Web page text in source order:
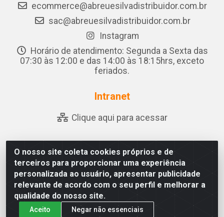
O nosso site coleta cookies próprios e de
terceiros para proporcionar uma experiência
personalizada ao usuário, apresentar publicidade
relevante de acordo com o seu perfil e melhorar a
qualidade do nosso site.
Aceito Negar não essenciais
ecommerce@abreuesilvadistribuidor.com.br
sac@abreuesilvadistribuidor.com.br
Instagram
Horário de atendimento: Segunda a Sexta das
07:30 às 12:00 e das 14:00 às 18:15hrs, exceto
feriados.
Intranet
Clique aqui para acessar
Abreu & Silva - Rua Padre Jose de Souza Leite, 265 - Ariado,
Olho D'Água das Flores/AL - CEP 57.442-000 - CNPJ
04.790.656/0001-06